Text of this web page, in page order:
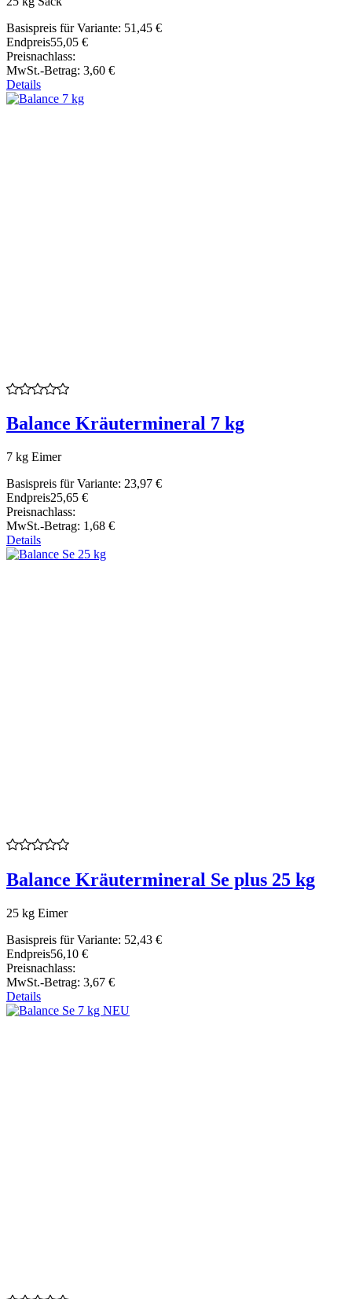
Basispreis für Variante: 51,45 €
Endpreis55,05 €
Preisnachlass:
MwSt.-Betrag: 3,60 €
Details
Balance Kräutermineral 7 kg
7 kg Eimer
Basispreis für Variante: 23,97 €
Endpreis25,65 €
Preisnachlass:
MwSt.-Betrag: 1,68 €
Details
Balance Kräutermineral Se plus 25 kg
25 kg Eimer
Basispreis für Variante: 52,43 €
Endpreis56,10 €
Preisnachlass:
MwSt.-Betrag: 3,67 €
Details